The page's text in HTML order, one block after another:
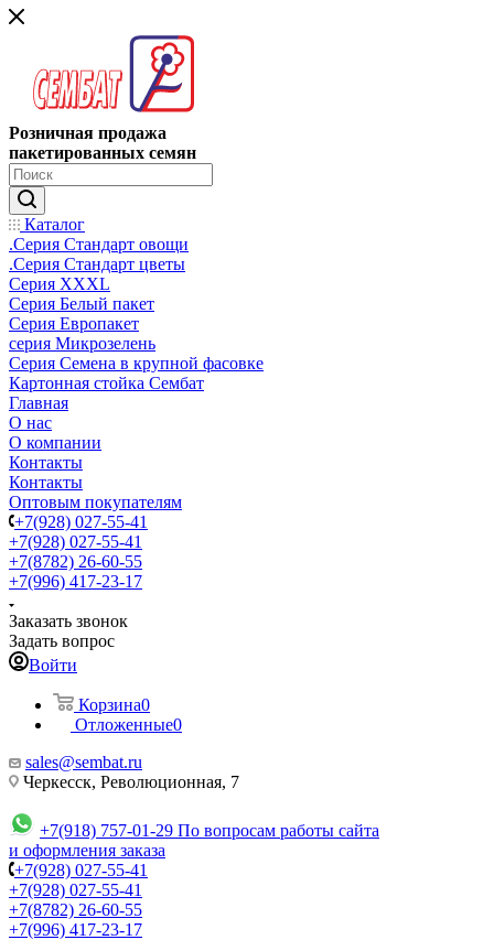
Розничная продажа
пакетированных семян
Каталог
.Серия Стандарт овощи
.Серия Стандарт цветы
Серия XXXL
Серия Белый пакет
Серия Европакет
серия Микрозелень
Серия Семена в крупной фасовке
Картонная стойка Сембат
Главная
О нас
О компании
Контакты
Контакты
Оптовым покупателям
+7(928) 027-55-41
+7(928) 027-55-41
+7(8782) 26-60-55
+7(996) 417-23-17
Заказать звонок
Задать вопрос
Войти
Корзина0
Отложенные0
sales@sembat.ru
Черкесск, Революционная, 7
+7(918) 757-01-29 По вопросам работы сайта
и оформления заказа
+7(928) 027-55-41
+7(928) 027-55-41
+7(8782) 26-60-55
+7(996) 417-23-17